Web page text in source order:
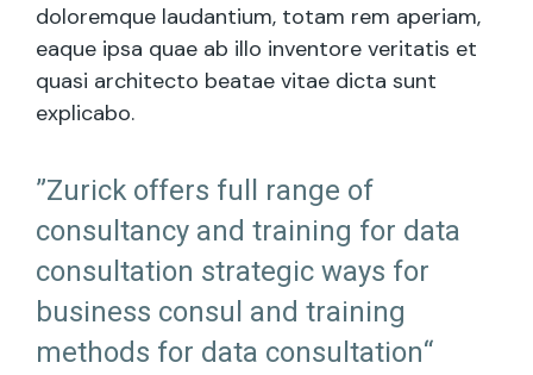
doloremque laudantium, totam rem aperiam,
eaque ipsa quae ab illo inventore veritatis et
quasi architecto beatae vitae dicta sunt
explicabo.
”Zurick offers full range of
consultancy and training for data
consultation strategic ways for
business consul and training
methods for data consultation“